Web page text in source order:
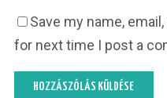
Save my name,
for next time I post a